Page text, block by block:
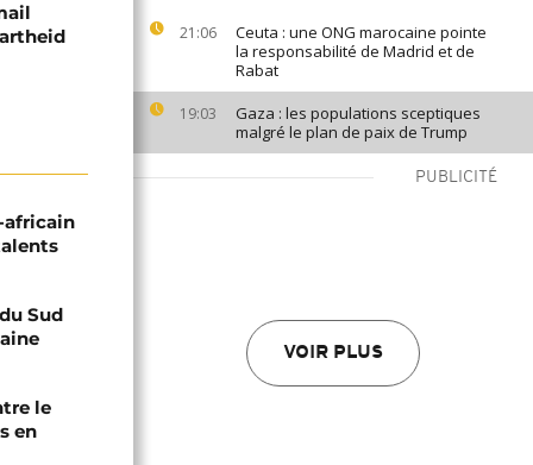
21:06
Ceuta : une ONG marocaine pointe
la responsabilité de Madrid et de
Rabat
19:03
Gaza : les populations sceptiques
malgré le plan de paix de Trump
PUBLICITÉ
VOIR PLUS
africain
Sud
le
en